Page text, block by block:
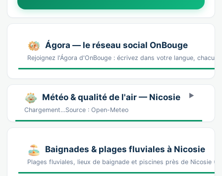
Ágora — le réseau social OnBouge
Rejoignez l'Ágora d'OnBouge : écrivez dans votre langue,
Météo & qualité de l'air — Nicosie
Chargement…Source : Open-Meteo
Baignades & plages fluviales à Nicosie
Plages fluviales, lieux de baignade et piscines près de Nicosie